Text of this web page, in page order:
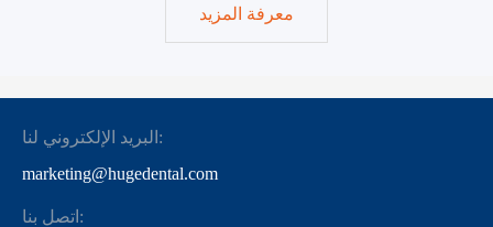
معرفة المزيد
البريد الإلكتروني لنا:
marketing@hugedental.com
اتصل بنا: